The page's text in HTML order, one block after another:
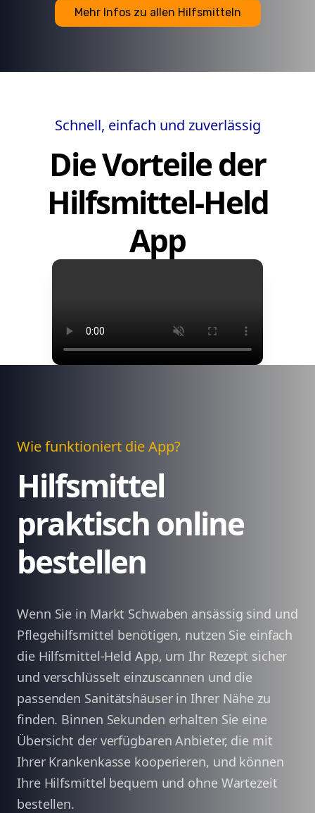
Mehr Infos zu allen Hilfsmitteln
Schnell, einfach und zuverlässig
Die Vorteile der
Hilfsmittel-Held
App
Wie funktioniert die App?
Hilfsmittel
praktisch online
bestellen
Wenn Sie in Markt Schwaben ansässig sind und
Pflegehilfsmittel benötigen, nutzen Sie einfach
die Hilfsmittel-Held App, um Ihr Rezept sicher
und verschlüsselt einzuscannen und die
passenden Sanitätshäuser in Ihrer Nähe zu
finden. Binnen Sekunden erhalten Sie eine
Übersicht der verfügbaren Anbieter, die mit
Ihrer Krankenkasse kooperieren, und können
Ihre Hilfsmittel bequem und ohne Wartezeit
bestellen.